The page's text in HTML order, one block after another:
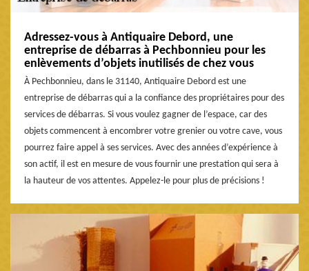
Adressez-vous à Antiquaire Debord, une
entreprise de débarras à Pechbonnieu pour les
enlèvements d’objets inutilisés de chez vous
À Pechbonnieu, dans le 31140, Antiquaire Debord est une
entreprise de débarras qui a la confiance des propriétaires pour des
services de débarras. Si vous voulez gagner de l’espace, car des
objets commencent à encombrer votre grenier ou votre cave, vous
pourrez faire appel à ses services. Avec des années d’expérience à
son actif, il est en mesure de vous fournir une prestation qui sera à
la hauteur de vos attentes. Appelez-le pour plus de précisions !